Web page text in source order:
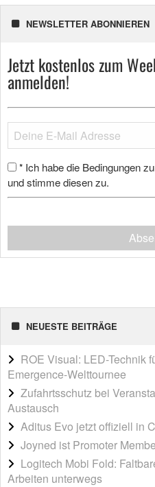
NEWSLETTER ABONNIEREN
Jetzt kostenlos zum
anmelden!
* Ich habe die Bedingungen
und stimme diesen zu.
NEUESTE BEITRÄGE
ROE Visual: LED-Technik
Emergence-Welttournee
Zufahrtsschutz bei
Austausch
Aditus Evo jetzt offiziell in
Joyned ist Promoter
Logitech Mobi Fold:
Arbeiten unterwegs